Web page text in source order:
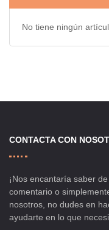
No tiene ningún
CONTACTA CON
¡Nos encantaría saber
comentario o
nosotros, no dudes en
ayudarte en lo que